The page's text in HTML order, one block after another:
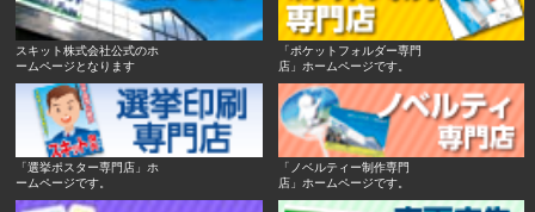
スキット株式会社公式のホ
ームページとなります
「ポケットフォルダー専門
店」ホームページです。
「選挙ポスター専門店」ホ
ームページです。
「ノベルティー制作専門
店」ホームページです。